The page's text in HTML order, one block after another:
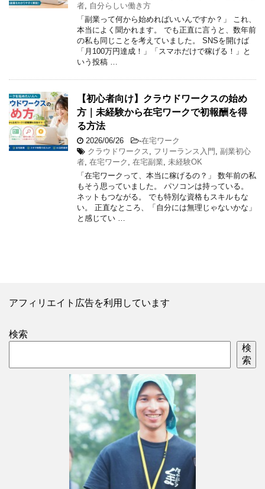
者 自分らしい働き方
「副業って何から始めればいいんですか？」 これ、
本当によく聞かれます。 でも正直に言うと、数年前
の私も同じことを考えていました。 SNSを開けば
「月100万円達成！」「スマホだけで稼げる！」と
いう投稿 …
【初心者向け】クラウドワークスの始め
方｜未経験から在宅ワークで初報酬を得
る方法
2026/06/26 -在宅ワーク
クラウドワークス
フリーランス入門 副業初心
者 在宅ワーク 在宅副業
未経験OK
「在宅ワークって、本当に稼げるの？」 数年前の私
もそう思っていました。 パソコンは持っている。
ネットもつながる。 でも特別な資格もスキルもな
い。 正直なところ、「自分には無理じゃないかな」
と感じてい …
アフィリエイト広告を利用しています
検索
検
索